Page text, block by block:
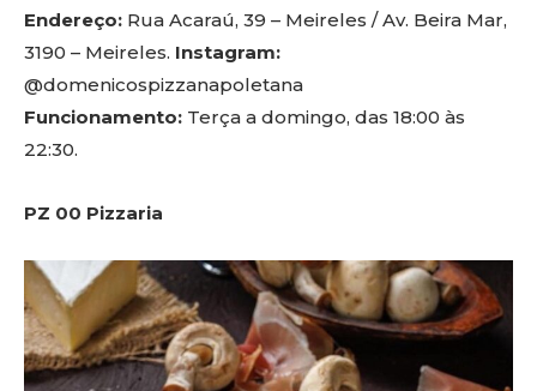
Endereço: Rua Acaraú, 39 – Meireles / Av. Beira Mar,
3190 – Meireles. Instagram:
@domenicospizzanapoletana
Funcionamento: Terça a domingo, das 18:00 às
22:30.
PZ 00 Pizzaria